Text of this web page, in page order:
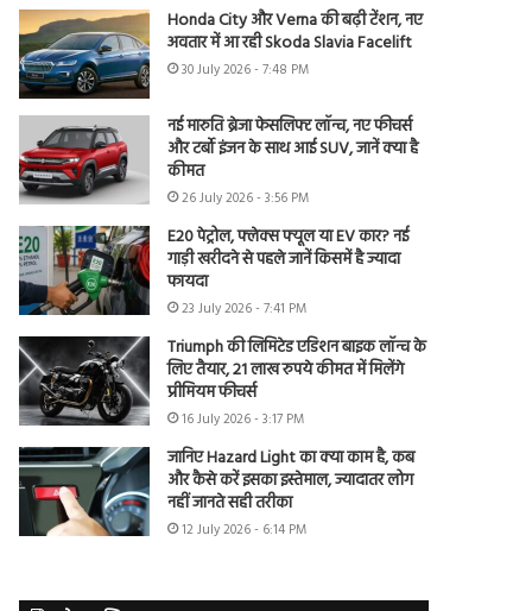
Honda City और Verna की बढ़ी टेंशन, नए
अवतार में आ रही Skoda Slavia Facelift
30 July 2026 - 7:48 PM
नई मारुति ब्रेजा फेसलिफ्ट लॉन्च, नए फीचर्स
और टर्बो इंजन के साथ आई SUV, जानें क्या है
कीमत
26 July 2026 - 3:56 PM
E20 पेट्रोल, फ्लेक्स फ्यूल या EV कार? नई
गाड़ी खरीदने से पहले जानें किसमें है ज्यादा
फायदा
23 July 2026 - 7:41 PM
Triumph की लिमिटेड एडिशन बाइक लॉन्च के
लिए तैयार, 21 लाख रुपये कीमत में मिलेंगे
प्रीमियम फीचर्स
16 July 2026 - 3:17 PM
जानिए Hazard Light का क्या काम है, कब
और कैसे करें इसका इस्तेमाल, ज्यादातर लोग
नहीं जानते सही तरीका
12 July 2026 - 6:14 PM